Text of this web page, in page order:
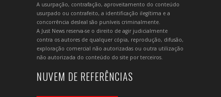
A usurpação, contrafação, aproveitamento do conteúdo
usurpado ou contrafeito, a identificação ilegítima e a
concorrência desleal são puníveis criminalmente.
A Just News reserva-se o direito de agir judicialmente
contra os autores de qualquer cópia, reprodução, difusão,
exploração comercial não autorizadas ou outra utilização
não autorizada do conteúdo do site por terceiros.
NUVEM DE REFERÊNCIAS